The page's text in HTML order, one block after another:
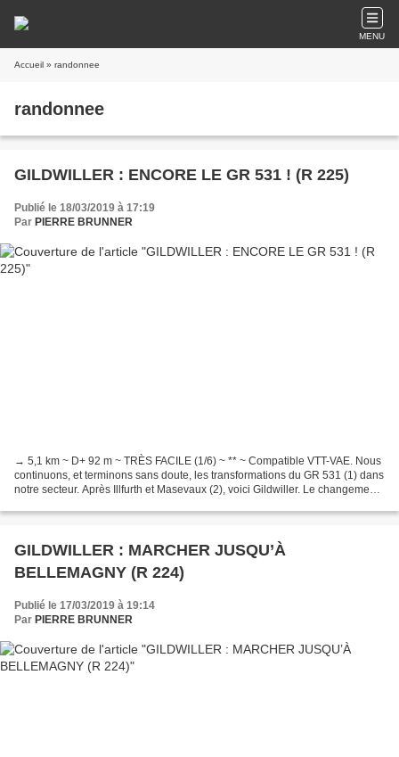
MENU
Accueil » randonnee
randonnee
GILDWILLER : ENCORE LE GR 531 ! (R 225)
Publié le 18/03/2019 à 17:19
Par PIERRE BRUNNER
→ 5,1 km ~ D+ 92 m ~ TRÈS FACILE (1/6) ~ ** ~ Compatible VTT-VAE. Nous
continuons, et terminons sans doute, les transformations du GR 531 (1) dans
notre secteur. Après Illfurth et Masevaux (2), voici Gildwiller. Le changement
GILDWILLER : MARCHER JUSQU’À
BELLEMAGNY (R 224)
Publié le 17/03/2019 à 19:14
Par PIERRE BRUNNER